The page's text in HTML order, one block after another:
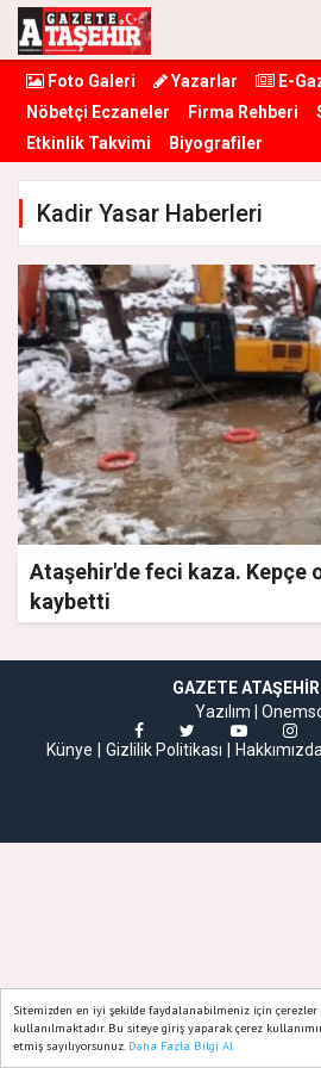
Sitemizden en iyi şekilde faydalanabilmeniz için çerezler
kullanılmaktadır. Bu siteye giriş yaparak çerez
etmiş sayılıyorsunuz. Daha Fazla Bilgi Al
Foto Galeri Yazarlar E-
Nöbetçi Eczaneler
Firma Rehberi
Etkinlik Takvimi
Biyografiler
Kadir Yasar Haberleri
Ataşehir'de feci kaza. Kepçe
kaybetti
GAZETE
Yazılım |
Künye
Gizlilik Politikası Hakkımızda
Ana Sayfa Web TV